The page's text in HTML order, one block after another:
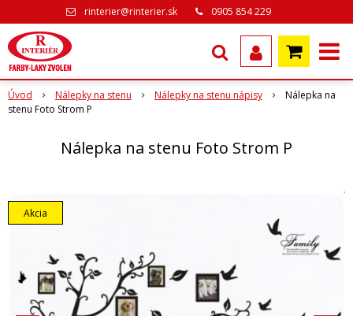
rinterier@rinterier.sk 0905 854 229
Úvod Nálepky na stenu Nálepky na stenu nápisy
Nálepka na
stenu Foto Strom P
Nálepka na stenu Foto Strom P
Akcia